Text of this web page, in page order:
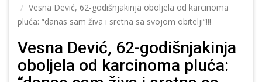
Vesna Dević, 62-godišnjakinja oboljela od karcinoma
pluća: “danas sam živa i sretna sa svojom obitelji”!!!
Vesna Dević, 62-godišnjakinja
oboljela od karcinoma pluća: